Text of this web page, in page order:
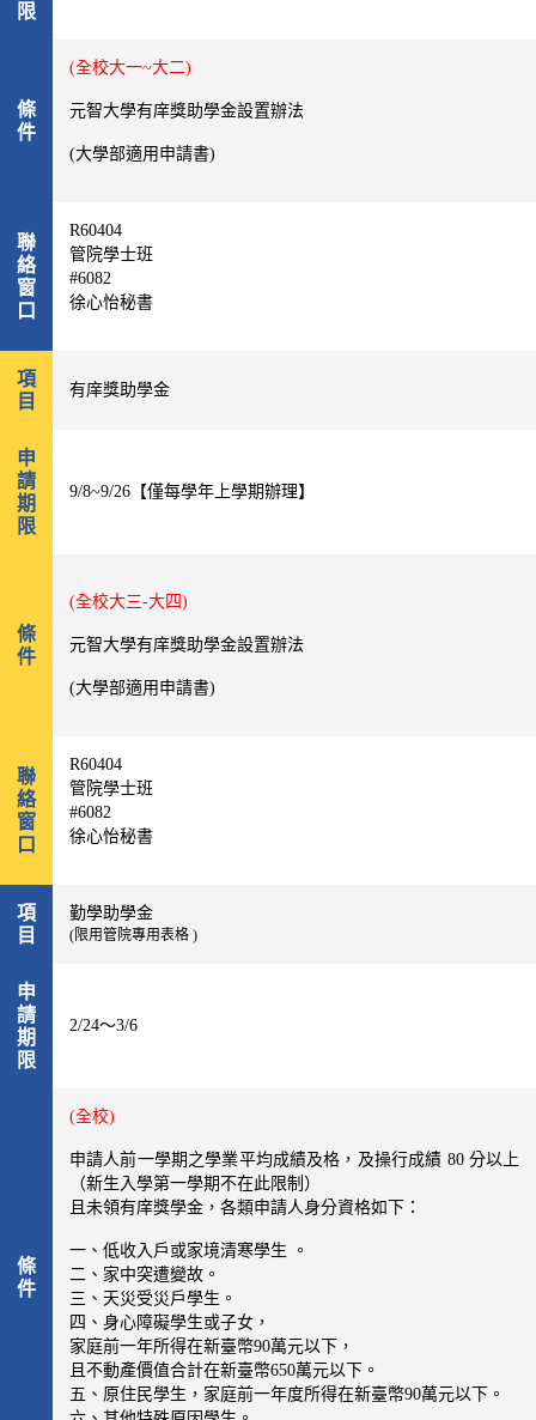
限
條
件
(全校大一~大二)
元智大學有庠獎助學金設置辦法
(大學部適用申請書)
聯
絡
窗
口
R60404
管院學士班
#6082
徐心怡秘書
項
目
有庠獎助學金
申
請
期
限
9/8~9/26【僅每學年上學期辦理】
條
件
(全校大三-大四)
元智大學有庠獎助學金設置辦法
(大學部適用申請書)
聯
絡
窗
口
R60404
管院學士班
#6082
徐心怡秘書
項
目
勤學助學金
(限用管院專用表格 )
申
請
期
限
2/24～3/6
條
件
(全校)
申請人前一學期之學業平均成績及格，及操行成績 80 分以上
（新生入學第一學期不在此限制）
且未領有庠獎學金，各類申請人身分資格如下：
一、低收入戶或家境清寒學生 。
二、家中突遭變故。
三、天災受災戶學生。
四、身心障礙學生或子女，
家庭前一年所得在新臺幣90萬元以下，
且不動產價值合計在新臺幣650萬元以下。
五、原住民學生，家庭前一年度所得在新臺幣90萬元以下。